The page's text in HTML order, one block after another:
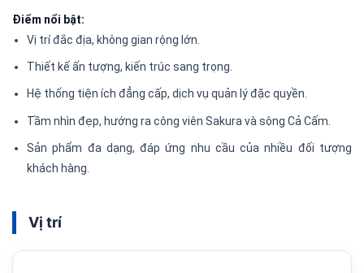
Điểm nổi bật:
Vị trí đắc địa, không gian rộng lớn.
Thiết kế ấn tượng, kiến trúc sang trọng.
Hệ thống tiện ích đẳng cấp, dịch vụ quản lý đặc quyền.
Tầm nhìn đẹp, hướng ra công viên Sakura và sông Cả Cấm.
Sản phẩm đa dạng, đáp ứng nhu cầu của nhiều đối tượng
khách hàng.
Vị trí